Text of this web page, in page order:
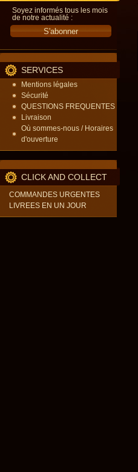
Soyez informés tous les mois
de notre actualité :
SERVICES
Mentions légales
Sécurité
QUESTIONS FREQUENTES
Livraison
Où sommes-nous / Horaires
d'ouverture
CLICK AND COLLECT
COMMANDES URGENTES
LIVREES EN UN JOUR